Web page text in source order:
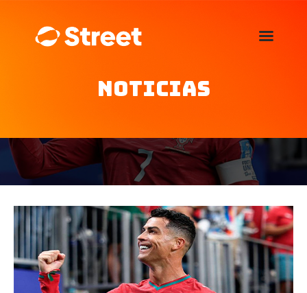
Noticias
La Street FM 101.5
Noticias
Agenda
Publicitá
Familia de auspiciantes